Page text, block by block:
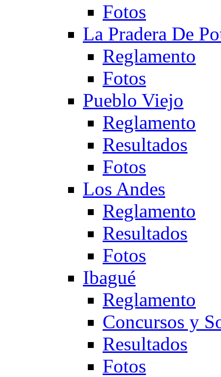
Fotos
La Pradera De
Reglamento
Fotos
Pueblo Viejo
Reglamento
Resultados
Fotos
Los Andes
Reglamento
Resultados
Fotos
Ibagué
Reglamento
Concursos y
Resultados
Fotos